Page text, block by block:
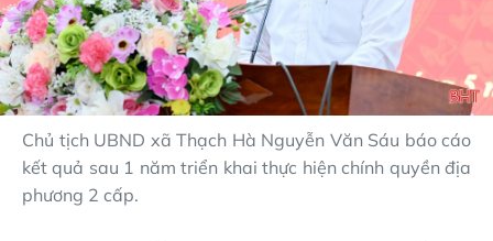
Chủ tịch UBND xã Thạch Hà Nguyễn Văn Sáu báo cáo
kết quả sau 1 năm triển khai thực hiện chính quyền địa
phương 2 cấp.